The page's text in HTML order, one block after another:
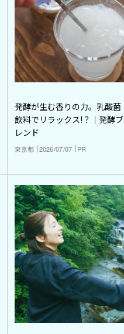
発酵が生む香りの力。乳酸菌
飲料でリラックス!？｜発酵ブ
レンド
東京都 2026/07/07 PR